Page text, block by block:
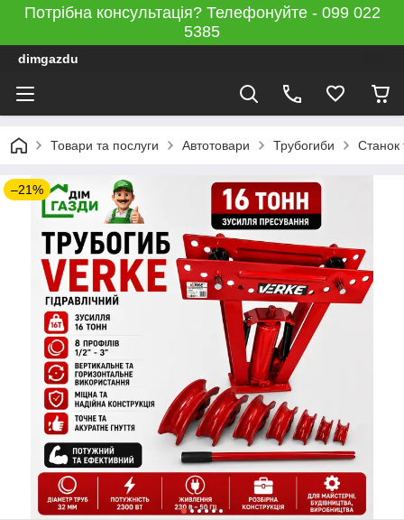
Потрібна консультація? Телефонуйте - 099 022
5385
dimgazdu
Товари та послуги Автотовари Трубогиби Станок
–21%